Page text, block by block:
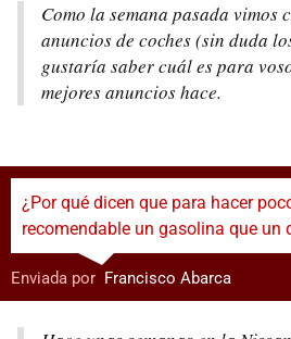
Como la semana pasada vimos
anuncios de coches (sin duda
gustaría saber cuál es para
mejores anuncios hace.
¿Por qué dicen que para hacer
recomendable un gasolina que un
Enviada por: Francisco Abarca